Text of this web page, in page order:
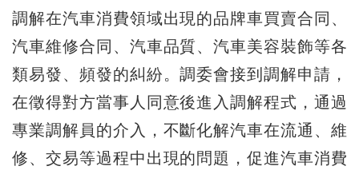
調解在汽車消費領域出現的品牌車買賣合同、
汽車維修合同、汽車品質、汽車美容裝飾等各
類易發、頻發的糾紛。調委會接到調解申請，
在徵得對方當事人同意後進入調解程式，通過
專業調解員的介入，不斷化解汽車在流通、維
修、交易等過程中出現的問題，促進汽車消費